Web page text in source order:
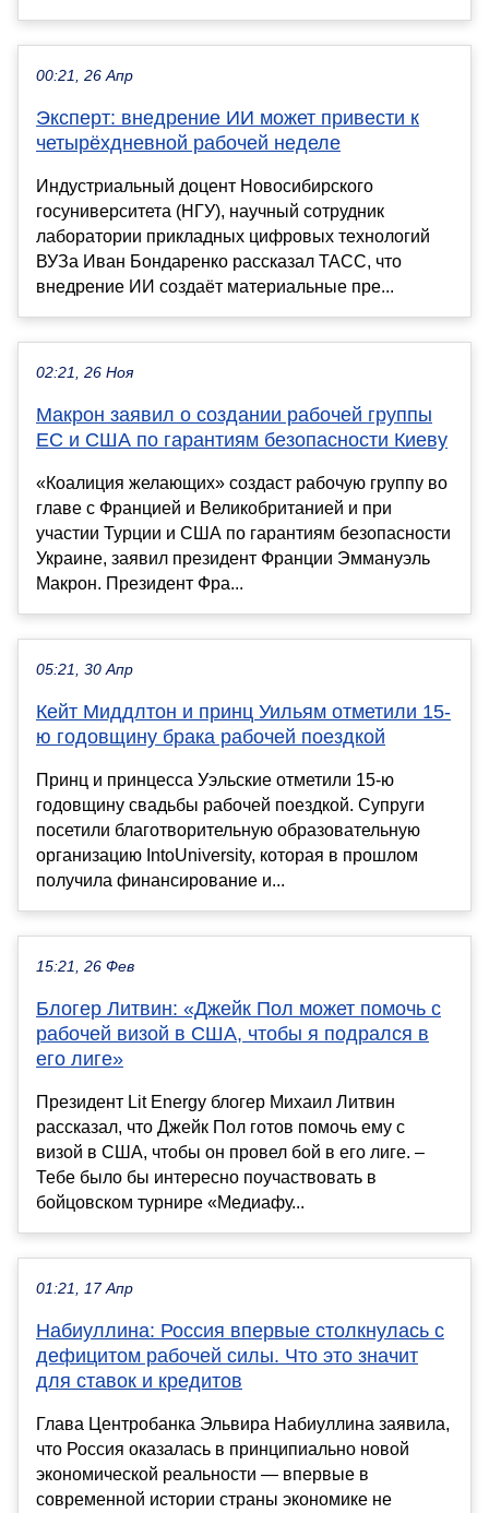
00:21, 26 Апр
Эксперт: внедрение ИИ может привести к
четырёхдневной рабочей неделе
Индустриальный доцент Новосибирского
госуниверситета (НГУ), научный сотрудник
лаборатории прикладных цифровых технологий
ВУЗа Иван Бондаренко рассказал ТАСС, что
внедрение ИИ создаёт материальные пре...
02:21, 26 Ноя
Макрон заявил о создании рабочей группы
ЕС и США по гарантиям безопасности Киеву
«Коалиция желающих» создаст рабочую группу во
главе с Францией и Великобританией и при
участии Турции и США по гарантиям безопасности
Украине, заявил президент Франции Эммануэль
Макрон. Президент Фра...
05:21, 30 Апр
Кейт Миддлтон и принц Уильям отметили 15-
ю годовщину брака рабочей поездкой
Принц и принцесса Уэльские отметили 15-ю
годовщину свадьбы рабочей поездкой. Супруги
посетили благотворительную образовательную
организацию IntoUniversity, которая в прошлом
получила финансирование и...
15:21, 26 Фев
Блогер Литвин: «Джейк Пол может помочь с
рабочей визой в США, чтобы я подрался в
его лиге»
Президент Lit Energy блогер Михаил Литвин
рассказал, что Джейк Пол готов помочь ему с
визой в США, чтобы он провел бой в его лиге. –
Тебе было бы интересно поучаствовать в
бойцовском турнире «Медиафу...
01:21, 17 Апр
Набиуллина: Россия впервые столкнулась с
дефицитом рабочей силы. Что это значит
для ставок и кредитов
Глава Центробанка Эльвира Набиуллина заявила,
что Россия оказалась в принципиально новой
экономической реальности — впервые в
современной истории страны экономике не